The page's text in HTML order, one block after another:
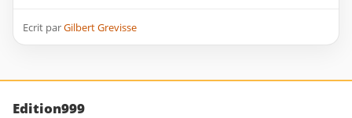
Ecrit parGilbert Grevisse
Edition999